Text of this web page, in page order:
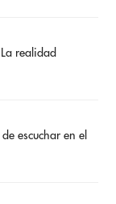
realidad
escuchar en el